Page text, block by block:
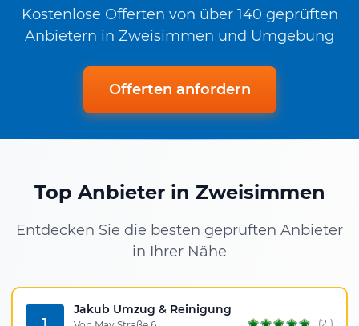
Kostenlose Offerten von über 140 geprüften
Anbietern in Zweisimmen und Umgebung
Offerten anfordern
Top Anbieter in Zweisimmen
Entdecken Sie die besten geprüften Anbieter
in Ihrer Nähe
Jakub Umzug & Reinigung
(21)